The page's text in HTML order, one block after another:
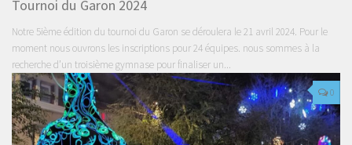
Tournoi du Garon 2024
Notre 5ième édition du tournoi du Garon se déroulera le 21 avril 2024. Pour le
moment nous ouvrons les inscriptions pour 24 équipes. nous sommes à la
recherche d’un troisième gymnase pour finaliser un...
0